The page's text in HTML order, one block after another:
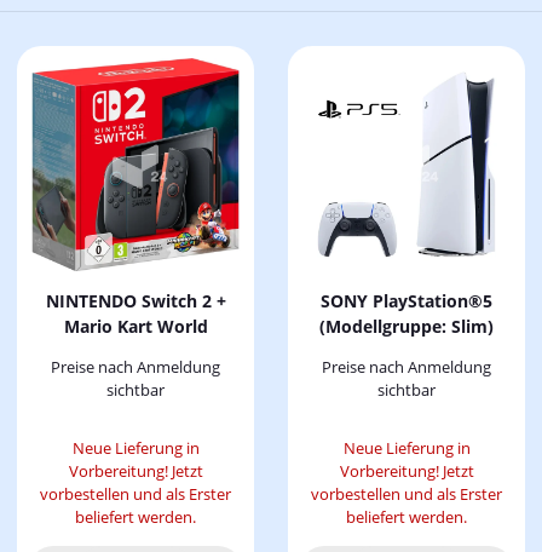
NINTENDO Switch 2 +
Mario Kart World
Preise nach Anmeldung
sichtbar
Neue Lieferung in
Vorbereitung! Jetzt
vorbestellen und als Erster
beliefert werden.
SONY PlayStation®5
(Modellgruppe: Slim)
Preise nach Anmeldung
sichtbar
Neue Lieferung in
Vorbereitung! Jetzt
vorbestellen und als Erster
beliefert werden.